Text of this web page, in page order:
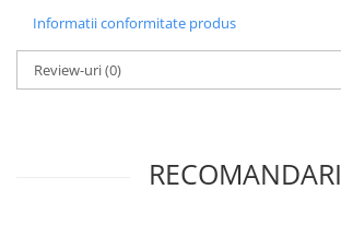
Informatii conformitate produs
Review-uri(0)
RECOMANDARI